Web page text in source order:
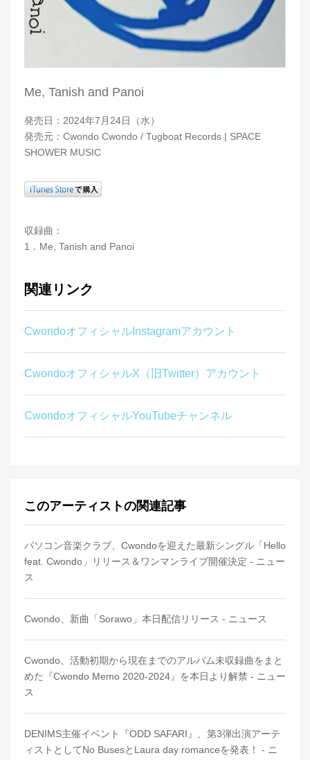
Me, Tanish and Panoi
発売日：2024年7月24日（水）
発売元：Cwondo Cwondo / Tugboat Records | SPACE
SHOWER MUSIC
収録曲：
1．Me, Tanish and Panoi
関連リンク
CwondoオフィシャルInstagramアカウント
CwondoオフィシャルX（旧Twitter）アカウント
CwondoオフィシャルYouTubeチャンネル
このアーティストの関連記事
パソコン音楽クラブ、Cwondoを迎えた最新シングル「Hello
feat. Cwondo」リリース＆ワンマンライブ開催決定 - ニュー
ス
Cwondo、新曲「Sorawo」本日配信リリース - ニュース
Cwondo、活動初期から現在までのアルバム未収録曲をまと
めた『Cwondo Memo 2020-2024』を本日より解禁 - ニュー
ス
DENIMS主催イベント『ODD SAFARI』、第3弾出演アーテ
ィストとしてNo BusesとLaura day romanceを発表！ - ニ